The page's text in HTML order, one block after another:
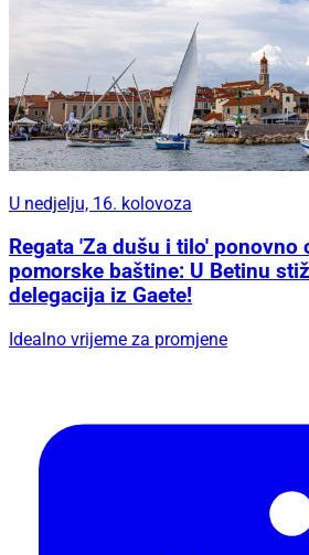
U nedjelju, 16. kolovoza
Regata 'Za dušu i tilo' ponovno
pomorske baštine: U Betinu
delegacija iz Gaete!
Idealno vrijeme za promjene